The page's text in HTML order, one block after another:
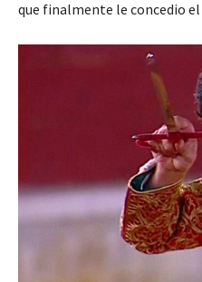
que finalmente le concedio